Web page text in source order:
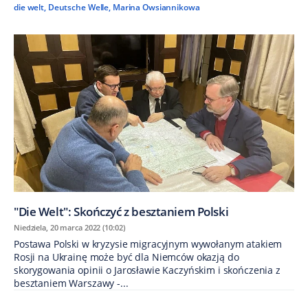
die welt, Deutsche Welle, Marina Owsiannikowa
"Die Welt": Skończyć z besztaniem Polski
Niedziela, 20 marca 2022 (10:02)
Postawa Polski w kryzysie migracyjnym wywołanym atakiem
Rosji na Ukrainę może być dla Niemców okazją do
skorygowania opinii o Jarosławie Kaczyńskim i skończenia z
besztaniem Warszawy -...